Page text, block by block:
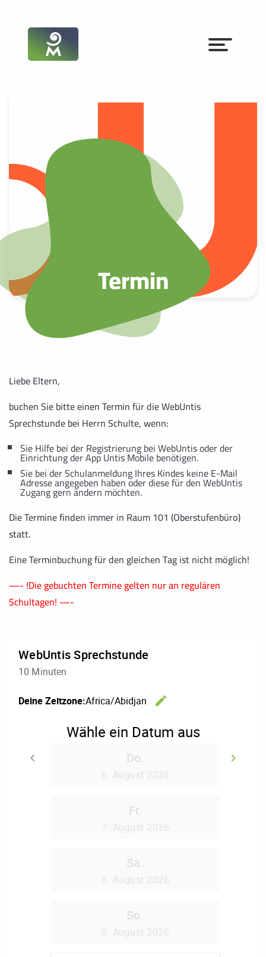
Termin
Liebe Eltern,
buchen Sie bitte einen Termin für die WebUntis
Sprechstunde bei Herrn Schulte, wenn:
Sie Hilfe bei der Registrierung bei WebUntis oder der
Einrichtung der App Untis Mobile benötigen.
Sie bei der Schulanmeldung Ihres Kindes keine E-Mail
Adresse angegeben haben oder diese für den WebUntis
Zugang gern ändern möchten.
Die Termine finden immer in Raum 101 (Oberstufenbüro)
statt.
Eine Terminbuchung für den gleichen Tag ist nicht möglich!
—- !Die gebuchten Termine gelten nur an regulären
Schultagen! —-